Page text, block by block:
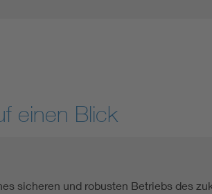
einen Blick
sicheren und robusten Betriebs des